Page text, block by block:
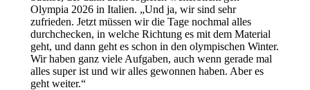
Olympia 2026 in Italien. „Und ja, wir sind sehr
zufrieden. Jetzt müssen wir die Tage nochmal alles
durchchecken, in welche Richtung es mit dem Material
geht, und dann geht es schon in den olympischen Winter.
Wir haben ganz viele Aufgaben, auch wenn gerade mal
alles super ist und wir alles gewonnen haben. Aber es
geht weiter.“